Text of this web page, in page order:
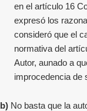
en el artículo 16
expresó los
consideró que el
normativa del
Autor, aunado a
improcedencia de
b) No basta que la